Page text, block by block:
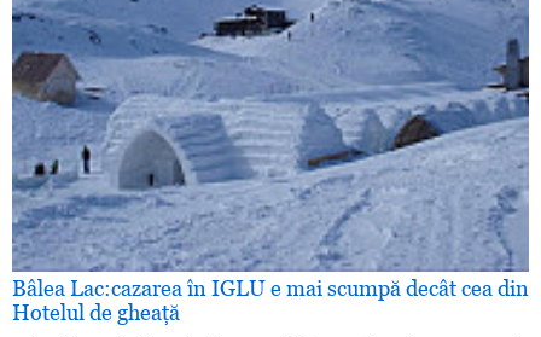
Bâlea Lac:cazarea în IGLU e mai scumpă decât cea din
Hotelul de gheaţă